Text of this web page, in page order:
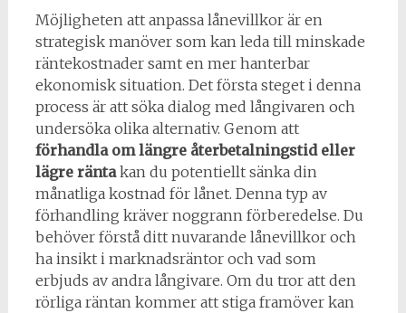
Möjligheten att anpassa lånevillkor är en
strategisk manöver som kan leda till minskade
räntekostnader samt en mer hanterbar
ekonomisk situation. Det första steget i denna
process är att söka dialog med långivaren och
undersöka olika alternativ. Genom att
förhandla om längre återbetalningstid eller
lägre räntakan du potentiellt sänka din
månatliga kostnad för lånet. Denna typ av
förhandling kräver noggrann förberedelse. Du
behöver förstå ditt nuvarande lånevillkor och
ha insikt i marknadsräntor och vad som
erbjuds av andra långivare. Om du tror att den
rörliga räntan kommer att stiga framöver kan